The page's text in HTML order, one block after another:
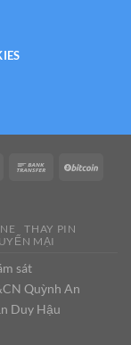
THAY PIN
MẠI
sát
Quỳnh An
Duy Hậu